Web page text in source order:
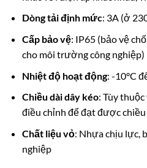
Dòng tải định mức: 3A (ở
Cấp bảo vệ: IP65 (bảo vệ
cho môi trường công nghiệp)
Nhiệt độ hoạt động: -10°C
Chiều dài dây kéo: Tùy
điều chỉnh để đạt được chiều
Chất liệu vỏ: Nhựa chịu lực,
nghiệp